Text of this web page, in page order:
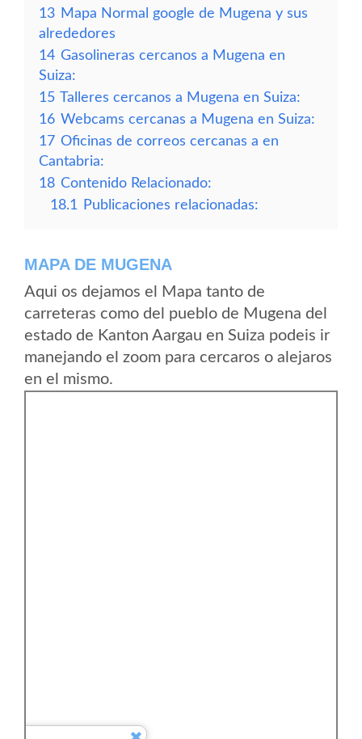
13 Mapa Normal google de Mugena y sus
alrededores
14 Gasolineras cercanos a Mugena en
Suiza:
15 Talleres cercanos a Mugena en Suiza:
16 Webcams cercanas a Mugena en Suiza:
17 Oficinas de correos cercanas a en
Cantabria:
18 Contenido Relacionado:
18.1
Publicaciones relacionadas:
MAPA DE MUGENA
Aqui os dejamos el Mapa tanto de
carreteras como del pueblo de Mugena del
estado de Kanton Aargau en Suiza podeis ir
manejando el zoom para cercaros o alejaros
en el mismo.